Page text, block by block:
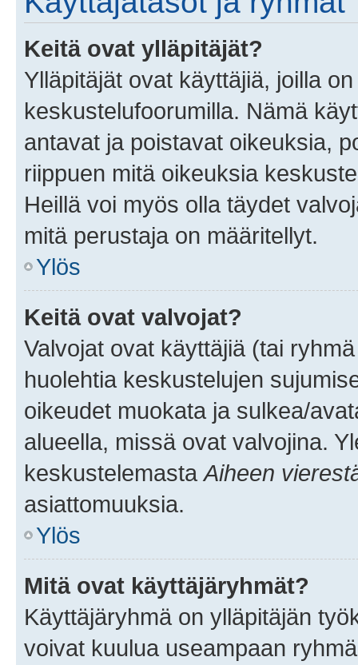
Keitä ovat ylläpitäjät?
Ylläpitäjät ovat käyttäjiä, joilla
keskustelufoorumilla. Nämä
antavat ja poistavat oikeuksia,
riippuen mitä oikeuksia
Heillä voi myös olla täydet
mitä perustaja on määritellyt.
Ylös
Keitä ovat valvojat?
Valvojat ovat käyttäjiä (tai
huolehtia keskustelujen
oikeudet muokata ja sulkea/
alueella, missä ovat valvojina.
keskustelemasta Aiheen
asiattomuuksia.
Ylös
Mitä ovat käyttäjäryhmät?
Käyttäjäryhmä on ylläpitäjän
voivat kuulua useampaan